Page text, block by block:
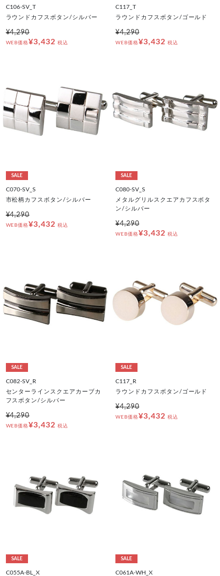
C106-SV_T
ラウンドカフスボタン/シルバー
¥4,290
WEB価格¥3,432 税込
C117_T
ラウンドカフスボタン/ゴールド
¥4,290
WEB価格¥3,432 税込
SALE
C070-SV_S
市松柄カフスボタン/シルバー
¥4,290
WEB価格¥3,432 税込
SALE
C080-SV_S
メタルグリルスクエアカフスボタ
ン/シルバー
¥4,290
WEB価格¥3,432 税込
SALE
C082-SV_R
センターラインスクエアカーブカ
フスボタン/シルバー
¥4,290
WEB価格¥3,432 税込
SALE
C117_R
ラウンドカフスボタン/ゴールド
¥4,290
WEB価格¥3,432 税込
SALE
C055A-BL_X
SALE
C061A-WH_X